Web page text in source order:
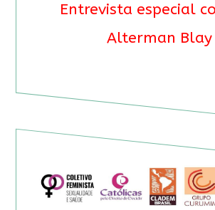
Entrevista especial
Alterman Blay